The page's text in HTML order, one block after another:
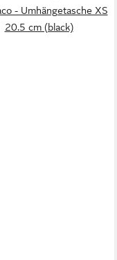
- Umhängetasche XS
20.5 cm (black)